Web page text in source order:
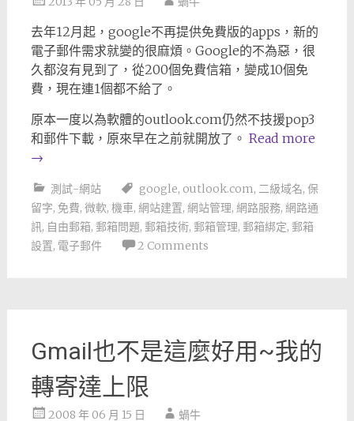
去年12月起，google不再提供免費版的apps，新的
電子郵件需求就變的很麻煩。Google的不為惡，很
久都沒有見到了，從200個免費信箱，變成10個免
費，現在連1個都不給了。
原本一度以為軟體的outlook.com仍然不技援pop3
和郵件下載，原來早在之前就開放了。 Read more
→
測試-網站 google, outlook.com, 二級域名, 保
留字, 免費, 微軟, 機車, 網站建置, 網站管理, 網路服務, 網路通
訊, 自由郵箱, 郵箱問題, 郵箱技術, 郵箱管理, 郵箱綁定, 郵箱
設置, 電子郵件 2 Comments
Gmail也不是這麼好用~我的
轉寄達上限
2008 年 06 月 15 日 蝸牛